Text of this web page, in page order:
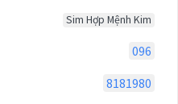
Sim Hợp Mệnh Kim
096
8181980